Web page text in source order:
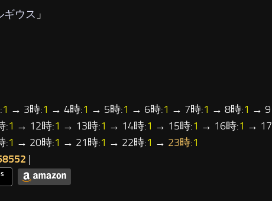
ギウス 」
1 → 3時:1 → 4時:1 → 5時:1 → 6時:1 → 7時:1 → 8時:1 → 9
:1 → 12時:1 → 13時:1 → 14時:1 → 15時:1 → 16時:1 → 17
:1 → 20時:1 → 21時:1 → 22時:1 → 23時:1
|